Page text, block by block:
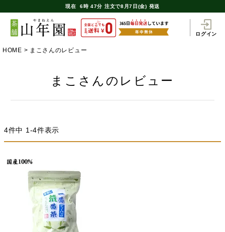
現在 6時 47分 注文で8月7日(金) 発送
ログイン
HOME まこさんのレビュー
まこさんのレビュー
4件中 1 -4件表示